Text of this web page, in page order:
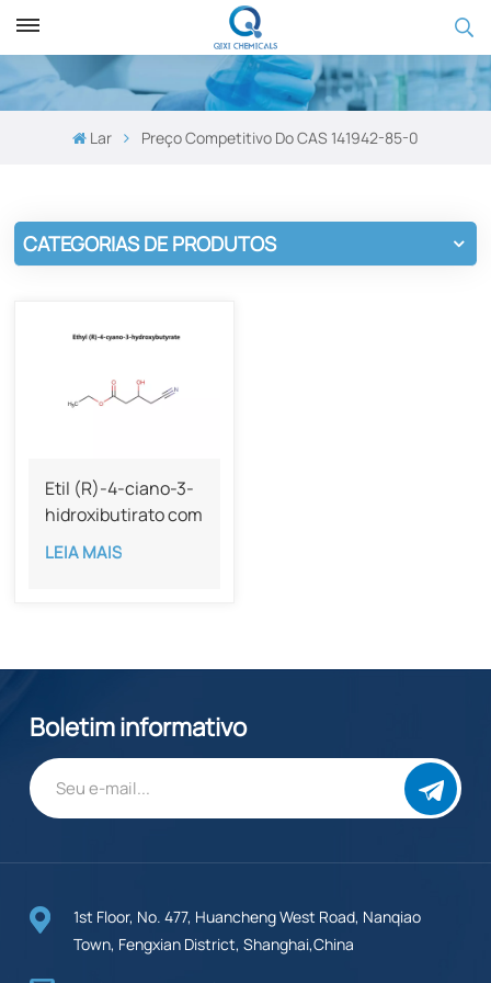
Lar Preço Competitivo Do CAS 141942-85-0
CATEGORIAS DE PRODUTOS
Etil (R)-4-ciano-3-
hidroxibutirato com
pureza de 99% CAS
141942-85-0
LEIA MAIS
Boletim informativo
1st Floor, No. 477, Huancheng West Road, Nanqiao
Town, Fengxian District, Shanghai,China